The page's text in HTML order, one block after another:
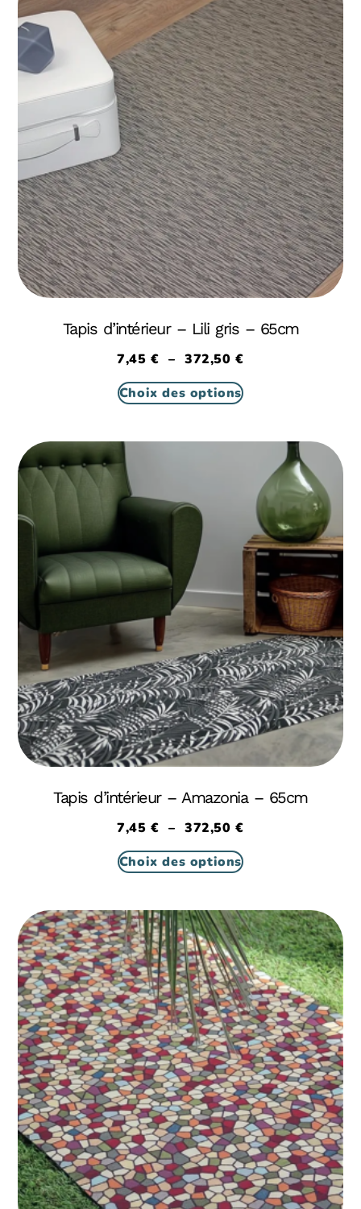
Tapis d’intérieur – Lili gris – 65cm
7,45€ – 372,50€
Choix des options
Tapis d’intérieur – Amazonia – 65cm
7,45€ – 372,50€
Choix des options